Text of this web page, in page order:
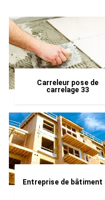
Carreleur pose de
carrelage 33
Entreprise de bâtiment